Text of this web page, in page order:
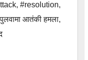
, #resolution,
आतंकी हमला,